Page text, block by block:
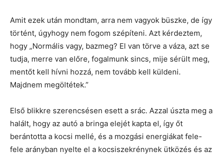
Amit ezek után mondtam, arra nem vagyok büszke, de így
történt, úgyhogy nem fogom szépíteni. Azt kérdeztem,
hogy „Normális vagy, bazmeg? El van törve a váza, azt se
tudja, merre van előre, fogalmunk sincs, mije sérült meg,
mentőt kell hívni hozzá, nem tovább kell küldeni.
Majdnem megöltétek.”
Első blikkre szerencsésen esett a srác. Azzal úszta meg a
halált, hogy az autó a bringa elejét kapta el, így őt
berántotta a kocsi mellé, és a mozgási energiákat fele-
fele arányban nyelte el a kocsiszekrénynek ütközés és az